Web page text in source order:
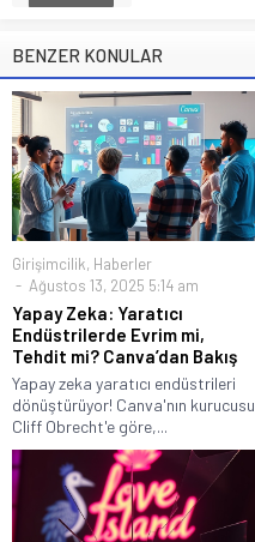
BENZER KONULAR
Girişimcilik, Haberler
Ağustos 13, 2025 5:14 am
Yapay Zeka: Yaratıcı
Endüstrilerde Evrim mi,
Tehdit mi? Canva’dan Bakış
Yapay zeka yaratıcı endüstrileri
dönüştürüyor! Canva'nın kurucusu
Cliff Obrecht'e göre,...